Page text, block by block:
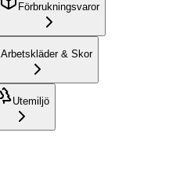
Förbrukningsvaror
Arbetskläder & Skor
Utemiljö